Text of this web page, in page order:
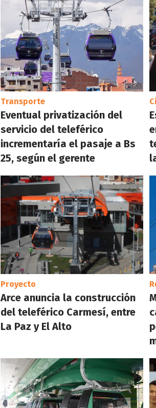
Transporte
Eventual privatización del
servicio del teleférico
incrementaría el pasaje a Bs
25, según el gerente
Proyecto
Arce anuncia la construcción
del teleférico Carmesí, entre
La Paz y El Alto